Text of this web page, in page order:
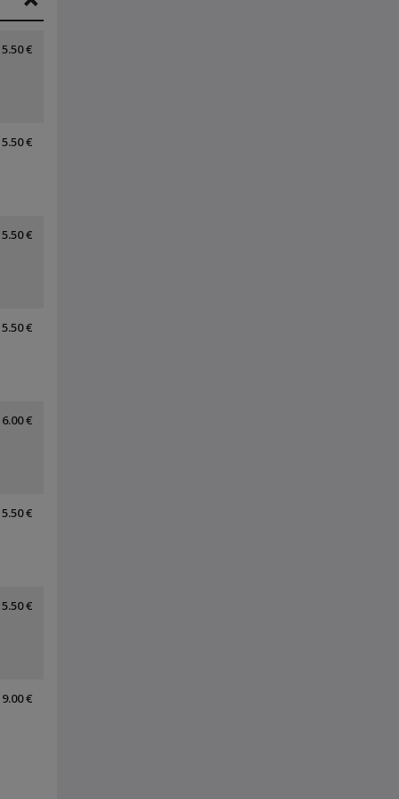
5.50 €
5.50 €
5.50 €
5.50 €
6.00 €
5.50 €
5.50 €
9.00 €